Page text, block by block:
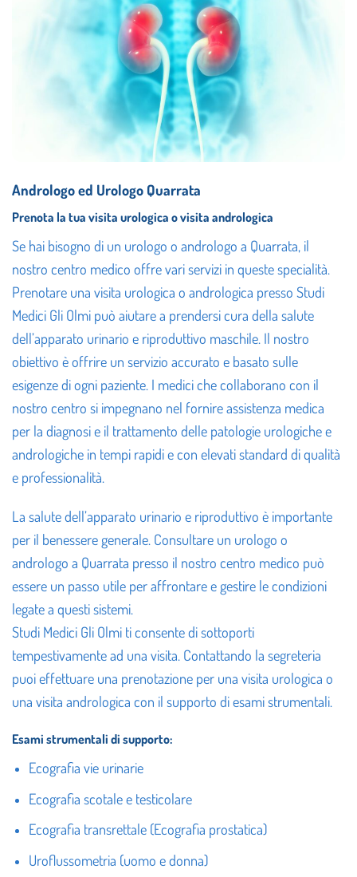
Andrologo ed Urologo Quarrata
Prenota la tua visita urologica o visita andrologica
Se hai bisogno di un urologo o andrologo a Quarrata, il
nostro centro medico offre vari servizi in queste specialità.
Prenotare una visita urologica o andrologica presso Studi
Medici Gli Olmi può aiutare a prendersi cura della salute
dell’apparato urinario e riproduttivo maschile. Il nostro
obiettivo è offrire un servizio accurato e basato sulle
esigenze di ogni paziente. I medici che collaborano con il
nostro centro si impegnano nel fornire assistenza medica
per la diagnosi e il trattamento delle patologie urologiche e
andrologiche in tempi rapidi e con elevati standard di qualità
e professionalità.
La salute dell’apparato urinario e riproduttivo è importante
per il benessere generale. Consultare un urologo o
andrologo a Quarrata presso il nostro centro medico può
essere un passo utile per affrontare e gestire le condizioni
legate a questi sistemi.
Studi Medici Gli Olmi ti consente di sottoporti
tempestivamente ad una visita. Contattando la segreteria
puoi effettuare una prenotazione per una visita urologica o
una visita andrologica con il supporto di esami strumentali.
Esami strumentali di supporto:
Ecografia vie urinarie
Ecografia scotale e testicolare
Ecografia transrettale (Ecografia prostatica)
Uroflussometria (uomo e donna)